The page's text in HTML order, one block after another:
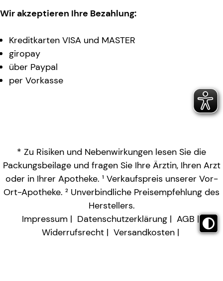
Wir akzeptieren Ihre Bezahlung:
Kreditkarten VISA und MASTER
giropay
über Paypal
per Vorkasse
* Zu Risiken und Nebenwirkungen lesen Sie die
Packungsbeilage und fragen Sie Ihre Ärztin, Ihren Arzt
oder in Ihrer Apotheke. ¹ Verkaufspreis unserer Vor-
Ort-Apotheke. ² Unverbindliche Preisempfehlung des
Herstellers.
Impressum
Datenschutzerklärung
AGB
Widerrufsrecht
Versandkosten